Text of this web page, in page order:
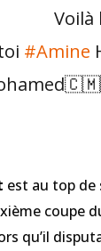
#Amine
est au top de
coupe
qu’il